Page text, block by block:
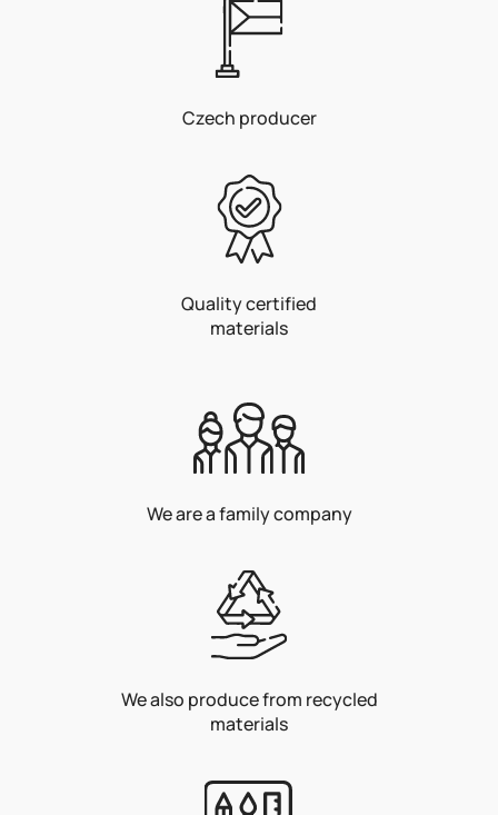
c
r
l
s
Czech producer
Quality certified
materials
We are a family company
We also produce from recycled
materials